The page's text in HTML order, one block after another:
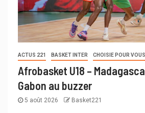
ACTUS 221 BASKET INTER CHOISIE POUR VOUS
Afrobasket U18 –
Gabon au buzzer
5 août 2026 Basket221